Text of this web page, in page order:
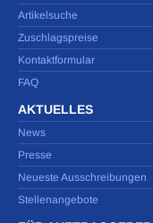
Artikelsuche
Zuschlagspreise
Kontaktformular
FAQ
AKTUELLES
News
Presse
Neueste Ausschreibungen
Stellenangebote